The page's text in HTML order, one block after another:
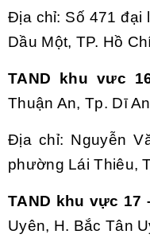
Địa chỉ: Số 471 đại
Dầu Một, TP. Hồ
TAND khu vưc
Thuận An, Tp. Dī
Địa chỉ: Nguyễn
phường Lái Thiêu,
TAND khu vực 17
Uyên, H. Bắc Tân